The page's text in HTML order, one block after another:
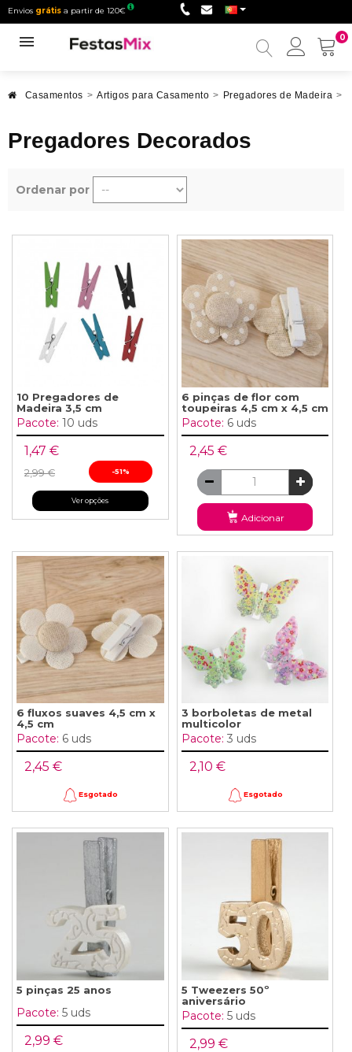
Envios grátis a partir de 120€
0
Minha
Casamentos > Artigos para Casamento > Pregadores de Madeira >
Pregadores Decorados
Ordenar por
10 Pregadores de
Madeira 3,5 cm
Pacote: 10 uds
1,47 €
2,99 € -51%
Ver opções
6 pinças de flor com
toupeiras 4,5 cm x 4,5 cm
Pacote: 6 uds
2,45 €
Adicionar
6 fluxos suaves 4,5 cm x
4,5 cm
Pacote: 6 uds
2,45 €
Esgotado
3 borboletas de metal
multicolor
Pacote: 3 uds
2,10 €
Esgotado
5 pinças 25 anos
Pacote: 5 uds
2,99 €
5 Tweezers 50º
aniversário
Pacote: 5 uds
2,99 €